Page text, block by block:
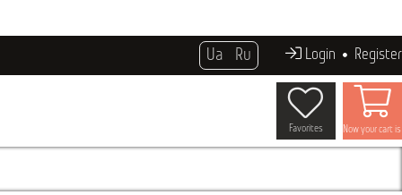
Login Register
Ua Ru
Now your cart
Favorites